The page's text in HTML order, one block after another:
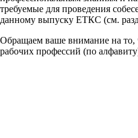
требуемые для проведения
данному выпуску ЕТКС (см.
Обращаем ваше внимание на то,
рабочих профессий (по